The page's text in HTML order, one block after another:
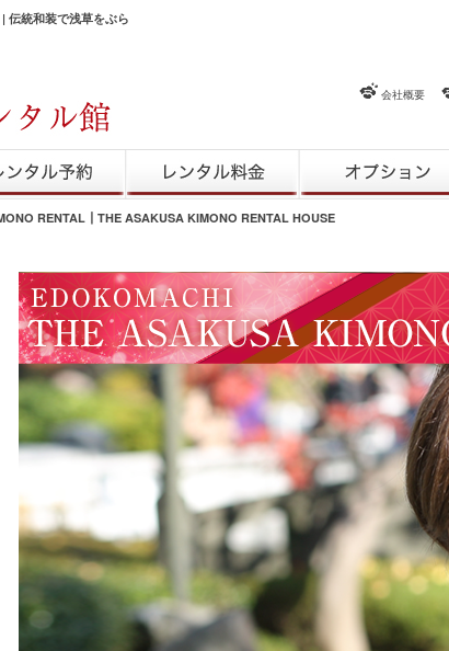
伝統和装で浅草をぶら
会社概要
ル予約 レンタル料金 レンタルオプション
RENTAL┃THE ASAKUSA KIMONO RENTAL HOUSE